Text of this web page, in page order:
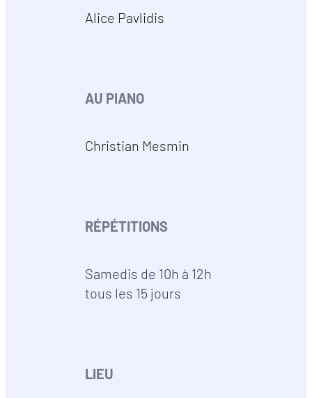
Alice Pavlidis
AU PIANO
Christian Mesmin
RÉPÉTITIONS
Samedis de 10h à 12h
tous les 15 jours
LIEU